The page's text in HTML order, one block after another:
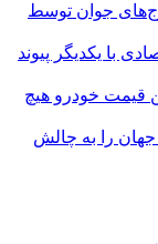
به زوج‌های جوان توسط
با یکدیگر پیوند
قیمت خودرو هیچ
جهان را به چالش